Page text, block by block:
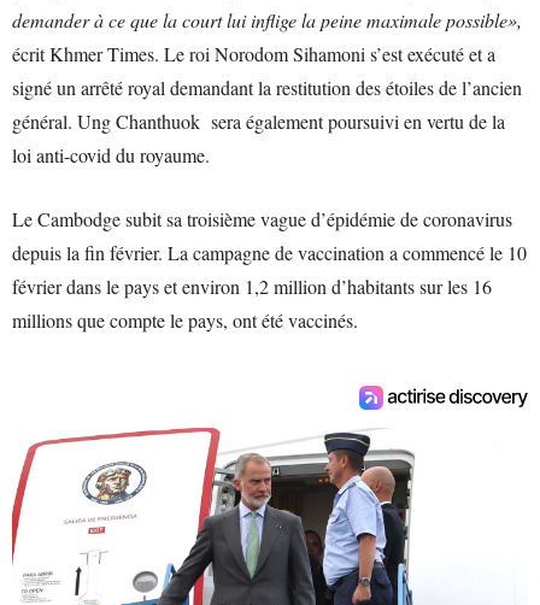
demander à ce que la court lui inflige la peine maximale possible»,
écrit Khmer Times. Le roi Norodom Sihamoni s’est exécuté et a
signé un arrêté royal demandant la restitution des étoiles de l’ancien
général. Ung Chanthuok sera également poursuivi en vertu de la
loi anti-covid du royaume.
Le Cambodge subit sa troisième vague d’épidémie de coronavirus
depuis la fin février. La campagne de vaccination a commencé le 10
février dans le pays et environ 1,2 million d’habitants sur les 16
millions que compte le pays, ont été vaccinés.